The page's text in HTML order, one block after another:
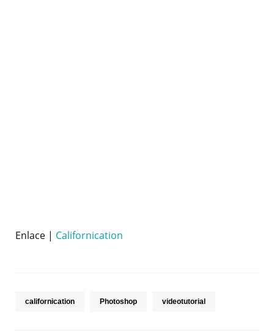
Enlace | Californication
californication Photoshop videotutorial